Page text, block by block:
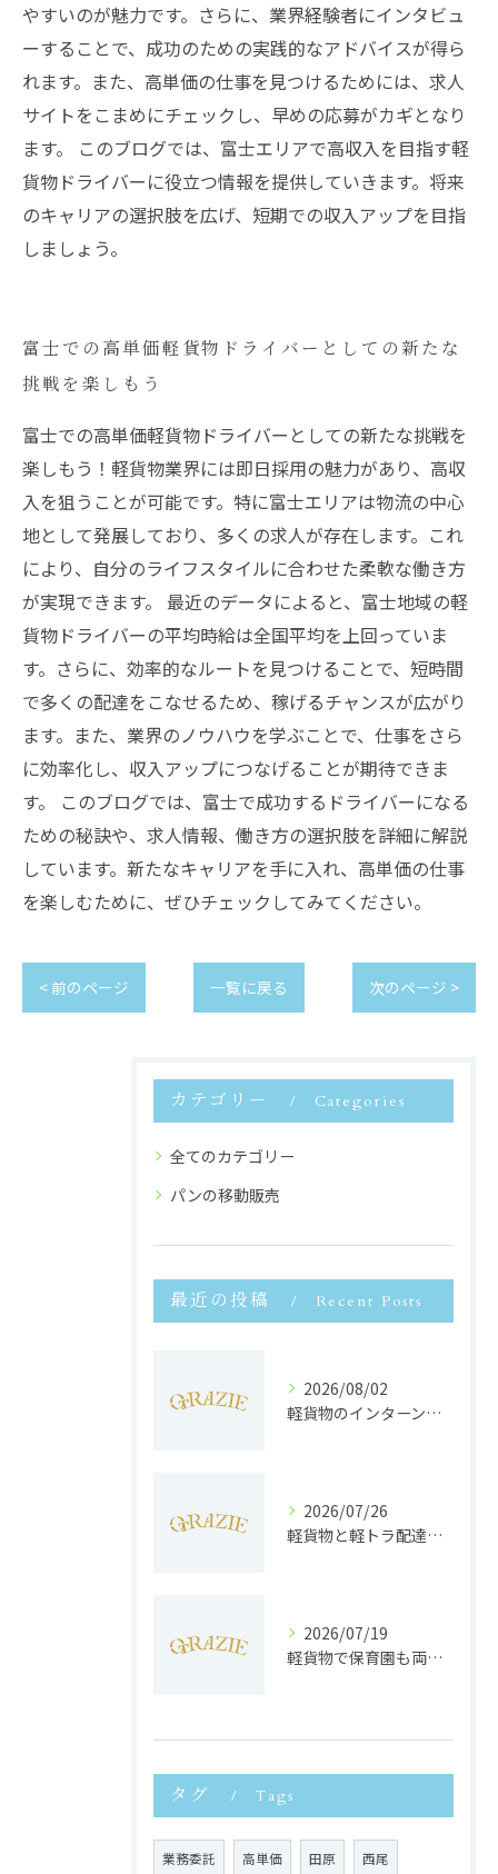
やすいのが魅力です。さらに、業界経験者にインタビュ
ーすることで、成功のための実践的なアドバイスが得ら
れます。また、高単価の仕事を見つけるためには、求人
サイトをこまめにチェックし、早めの応募がカギとなり
ます。 このブログでは、富士エリアで高収入を目指す軽
貨物ドライバーに役立つ情報を提供していきます。将来
のキャリアの選択肢を広げ、短期での収入アップを目指
しましょう。
富士での高単価軽貨物ドライバーとしての新たな
挑戦を楽しもう
富士での高単価軽貨物ドライバーとしての新たな挑戦を
楽しもう！軽貨物業界には即日採用の魅力があり、高収
入を狙うことが可能です。特に富士エリアは物流の中心
地として発展しており、多くの求人が存在します。これ
により、自分のライフスタイルに合わせた柔軟な働き方
が実現できます。 最近のデータによると、富士地域の軽
貨物ドライバーの平均時給は全国平均を上回っていま
す。さらに、効率的なルートを見つけることで、短時間
で多くの配達をこなせるため、稼げるチャンスが広がり
ます。また、業界のノウハウを学ぶことで、仕事をさら
に効率化し、収入アップにつなげることが期待できま
す。 このブログでは、富士で成功するドライバーになる
ための秘訣や、求人情報、働き方の選択肢を詳細に解説
しています。新たなキャリアを手に入れ、高単価の仕事
を楽しむために、ぜひチェックしてみてください。
< 前のページ 一覧に戻る 次のページ >
カテゴリー Categories
全てのカテゴリー
パンの移動販売
最近の投稿 Recent Posts
2026/08/02
軽貨物のインターンで静岡県浜松市で未経験から収入安定と働きやすさを両立するポイント
2026/07/26
軽貨物と軽トラ配達の収益実態と独立へのステップを徹底解説
2026/07/19
軽貨物で保育園も両立静岡県浜松市で子育てと働きやすさを実現する方法
タグ Tags
業務委託 高単価 田原 西尾